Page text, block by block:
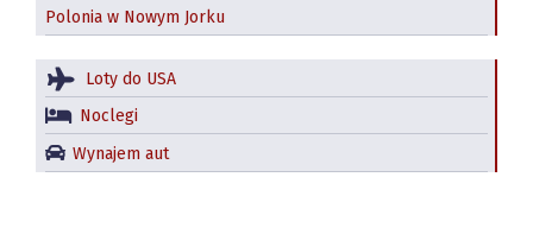
Polonia w Nowym Jorku
Loty do USA
Noclegi
Wynajem aut